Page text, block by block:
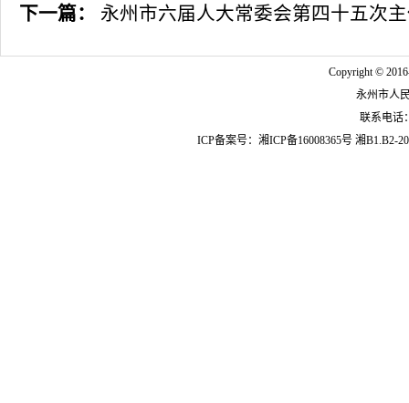
下一篇：
永州市六届人大常委会第四十五次
Copyright ©
永州市人
联系电话
ICP备案号： 湘ICP备16008365号 湘B1.B2-